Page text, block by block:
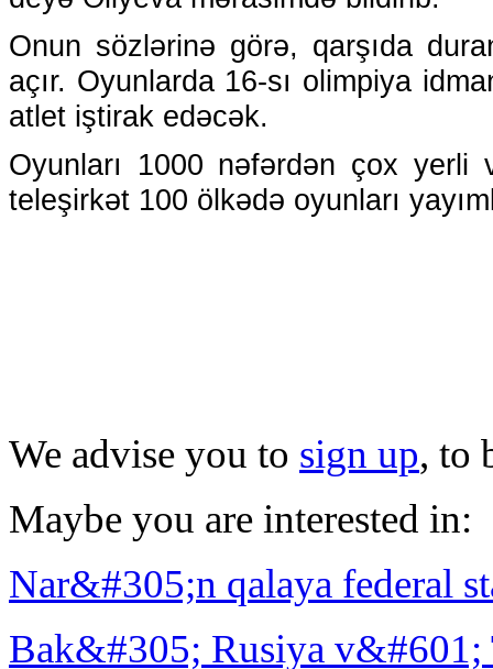
Onun sözlərinə görə, qarşıda
açır. Oyunlarda 16-sı olimpiya
atlet iştirak edəcək.
Oyunları 1000 nəfərdən çox yerli
teleşirkət 100 ölkədə oyunları
We advise you to sign up, to
Maybe you are interested in:
Nar&#305;n qalaya federal
Bak&#305; Rusiya